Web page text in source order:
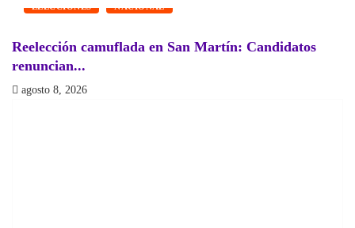
ELECCIONES NACIONAL
Reelección camuflada en San Martín: Candidatos
renuncian...
agosto 8, 2026